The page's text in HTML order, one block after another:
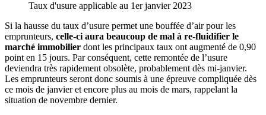
Taux d'usure applicable au 1er janvier 2023
Si la hausse du taux d’usure permet une bouffée d’air pour les
emprunteurs, celle-ci aura beaucoup de mal à re-fluidifier le
marché immobilier dont les principaux taux ont augmenté de 0,90
point en 15 jours. Par conséquent, cette remontée de l’usure
deviendra très rapidement obsolète, probablement dès mi-janvier.
Les emprunteurs seront donc soumis à une épreuve compliquée dès
ce mois de janvier et encore plus au mois de mars, rappelant la
situation de novembre dernier.